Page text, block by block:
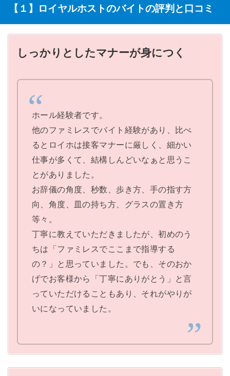
【１】ロイヤルホストのバイトの評判と口コミ
しっかりとしたマナーが身につく
ホール経験者です。
他のファミレスでバイト経験があり、比べ
るとロイホは接客マナーに厳しく、細かい
仕事が多くて、結構しんどいなぁと思うこ
とがありました。
お辞儀の角度、秒数、歩き方、手の指す方
向、角度、皿の持ち方、グラスの置き方
等々。
丁寧に教えていただきましたが、初めのう
ちは「ファミレスでここまで指導する
の？」と思っていました。でも、そのおか
げでお客様から「丁寧にありがとう」と言
っていただけることもあり、それがやりが
いになっていました。